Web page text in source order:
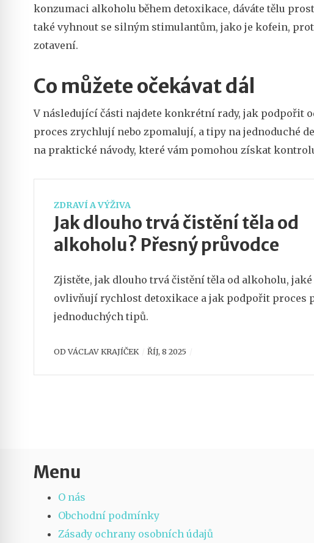
konzumaci alkoholu během detoxikace, dáváte tělu
také vyhnout se silným stimulantům, jako je kofein,
zotavení.
Co můžete očekávat dál
V následující části najdete konkrétní rady, jak podpořit
proces zrychlují nebo zpomalují, a tipy na jednoduché
na praktické návody, které vám pomohou získat
ZDRAVÍ A VÝŽIVA
Jak dlouho trvá čistění těla od
alkoholu? Přesný průvodce
Zjistěte, jak dlouho trvá čistění těla od alkoholu,
ovlivňují rychlost detoxikace a jak podpořit proces
jednoduchých tipů.
ODVÁCLAV KRAJÍČEK ŘÍJ, 8 2025
Menu
O nás
Obchodní podmínky
Zásady ochrany osobních údajů